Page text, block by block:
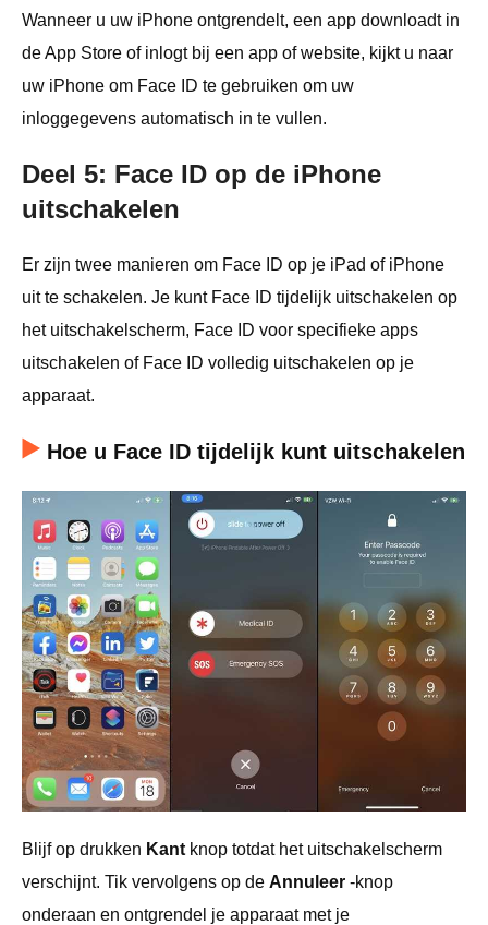
Wanneer u uw iPhone ontgrendelt, een app downloadt in
de App Store of inlogt bij een app of website, kijkt u naar
uw iPhone om Face ID te gebruiken om uw
inloggegevens automatisch in te vullen.
Deel 5: Face ID op de iPhone
uitschakelen
Er zijn twee manieren om Face ID op je iPad of iPhone
uit te schakelen. Je kunt Face ID tijdelijk uitschakelen op
het uitschakelscherm, Face ID voor specifieke apps
uitschakelen of Face ID volledig uitschakelen op je
apparaat.
Hoe u Face ID tijdelijk kunt uitschakelen
Blijf op drukken Kant knop totdat het uitschakelscherm
verschijnt. Tik vervolgens op de Annuleer -knop
onderaan en ontgrendel je apparaat met je